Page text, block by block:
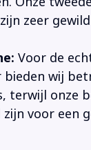
zeer
Voor de
wij
terwijl onze
voor een